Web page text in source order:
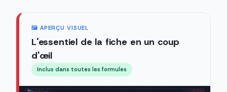
🖼️ APERÇU VISUEL
L'essentiel de la fiche en un coup
d'œil
Inclus dans toutes les formules